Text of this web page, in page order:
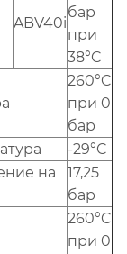
ABV40i
бар
при
38°C
260°C
при 0
бар
-29°C
на
17,25
бар
260°C
при 0